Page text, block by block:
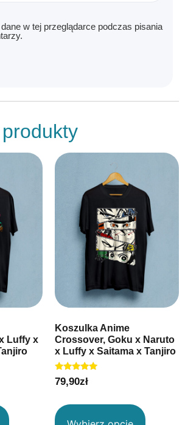
w tej przeglądarce podczas pisania
Luffy x
Koszulka Anime
Crossover, Goku x Naruto
x Luffy x Saitama x Tanjiro
Oceniono
5.00
79,90zł